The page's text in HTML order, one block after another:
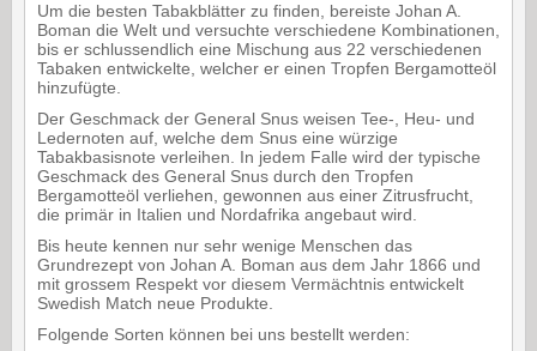
Um die besten Tabakblätter zu finden, bereiste Johan A.
Boman die Welt und versuchte verschiedene Kombinationen,
bis er schlussendlich eine Mischung aus 22 verschiedenen
Tabaken entwickelte, welcher er einen Tropfen Bergamotteöl
hinzufügte.
Der Geschmack der General Snus weisen Tee-, Heu- und
Ledernoten auf, welche dem Snus eine würzige
Tabakbasisnote verleihen. In jedem Falle wird der typische
Geschmack des General Snus durch den Tropfen
Bergamotteöl verliehen, gewonnen aus einer Zitrusfrucht,
die primär in Italien und Nordafrika angebaut wird.
Bis heute kennen nur sehr wenige Menschen das
Grundrezept von Johan A. Boman aus dem Jahr 1866 und
mit grossem Respekt vor diesem Vermächtnis entwickelt
Swedish Match neue Produkte.
Folgende Sorten können bei uns bestellt werden: